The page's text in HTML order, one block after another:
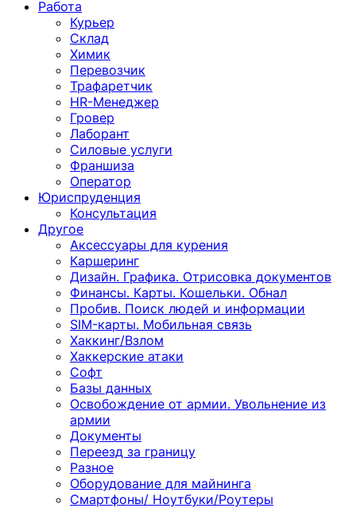
Работа
Курьер
Склад
Химик
Перевозчик
Трафаретчик
HR-Менеджер
Гровер
Лаборант
Силовые услуги
Франшиза
Оператор
Юриспруденция
Консультация
Другoе
Аксессуары для курения
Каршеринг
Дизайн. Графика. Отрисовка документов
Финансы. Карты. Кошельки. Обнал
Пробив. Поиск людей и информации
SIM-карты. Мобильная связь
Хаккинг/Взлом
Хаккерские атаки
Софт
Базы данных
Освобождение от армии. Увольнение из
армии
Документы
Переезд за границу
Разное
Оборудование для майнинга
Смартфоны/ Ноутбуки/Роутеры